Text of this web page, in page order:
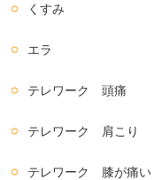
くすみ
エラ
テレワーク 頭痛
テレワーク 肩こり
テレワーク 膝が痛い